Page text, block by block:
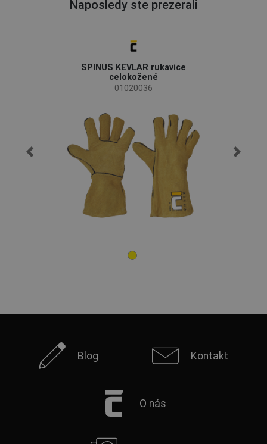
Naposledy ste prezerali
SPINUS KEVLAR rukavice
celokožené
01020036
Blog Kontakt
O nás